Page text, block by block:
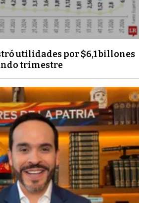
utilidades por $6,1 billones
trimestre